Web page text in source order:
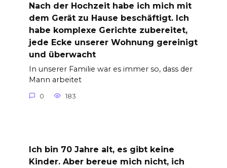
Nach der Hochzeit habe ich mich mit
dem Gerät zu Hause beschäftigt. Ich
habe komplexe Gerichte zubereitet,
jede Ecke unserer Wohnung gereinigt
und überwacht
In unserer Familie war es immer so, dass der
Mann arbeitet
0 183
Ich bin 70 Jahre alt, es gibt keine
Kinder. Aber bereue mich nicht, ich